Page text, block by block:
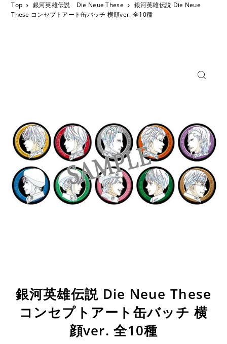
Top 銀河英雄伝説 Die Neue These
銀河英雄伝説 Die Neue
These コンセプトアート缶バッチ 横顔ver. 全10種
銀河英雄伝説 Die Neue These
コンセプトアート缶バッチ 横
顔ver. 全10種